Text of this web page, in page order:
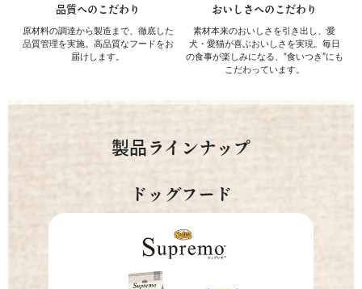
品質へのこだわり
原材料の調達から製造まで、 徹底した
品質管理を実施。 高品質なフードをお
届けします。
おいしさへのこだわり
素材本来のおいしさを引き出し、 愛
犬・愛猫が喜ぶおいしさを実現。 毎日
の食事が楽しみになる、 “食いつき”にも
こだわっています。
製品ラインナップ
ドッグフード